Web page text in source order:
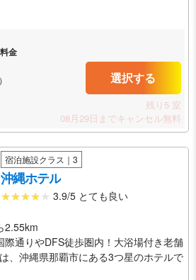
金
選択する
残り5 室
08月29日までキャンセル無料
宿泊施設クラス｜3
沖縄ホテル
3.9/5 とても良い
2.55km
際通りやDFS徒歩圏内！大浴場付き老舗
、沖縄県那覇市にある3つ星のホテルで